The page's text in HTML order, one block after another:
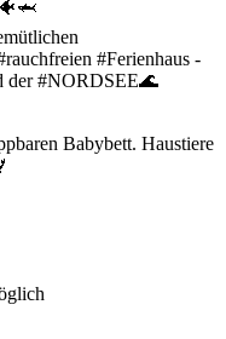
#Ferienhaus -
der #NORDSEE🌊
Babybett. Haustiere